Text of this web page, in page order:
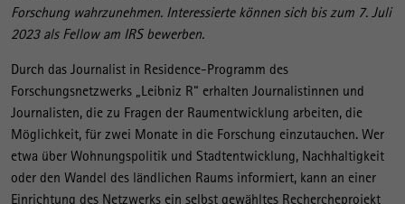
Forschung wahrzunehmen. Interessierte können sich bis zum 7. Juli
2023 als Fellow am IRS bewerben.
Durch das Journalist in Residence-Programm des
Forschungsnetzwerks „Leibniz R“ erhalten Journalistinnen und
Journalisten, die zu Fragen der Raumentwicklung arbeiten, die
Möglichkeit, für zwei Monate in die Forschung einzutauchen. Wer
etwa über Wohnungspolitik und Stadtentwicklung, Nachhaltigkeit
oder den Wandel des ländlichen Raums informiert, kann an einer
Einrichtung des Netzwerks ein selbst gewähltes Rechercheprojekt